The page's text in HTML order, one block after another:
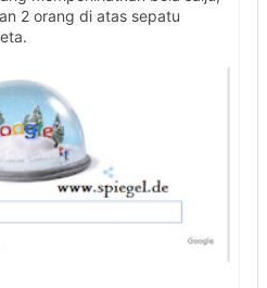
2 orang di atas sepatu